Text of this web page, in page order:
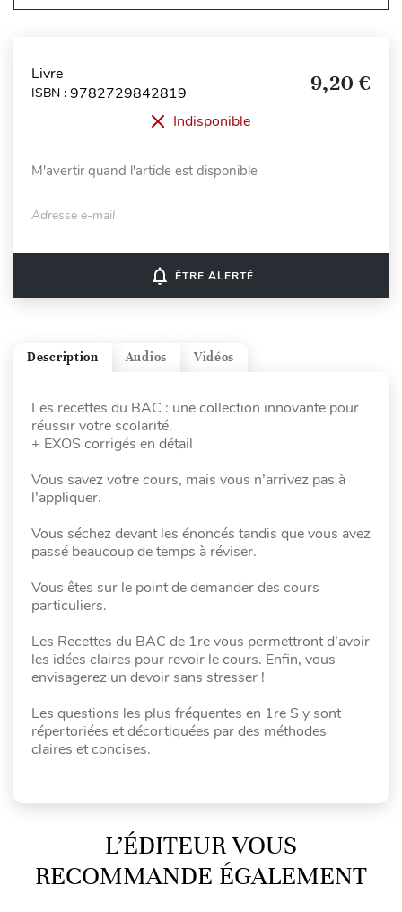
Livre
ISBN : 9782729842819 9,20 €
Indisponible
M'avertir quand l'article est disponible
Adresse e-mail
notifications_none ÊTRE ALERTÉ
Vidéos
Audios
Description
Les recettes du BAC : une collection innovante pour
réussir votre scolarité.
+ EXOS corrigés en détail
Vous savez votre cours, mais vous n’arrivez pas à
l’appliquer.
Vous séchez devant les énoncés tandis que vous avez
passé beaucoup de temps à réviser.
Vous êtes sur le point de demander des cours
particuliers.
Les Recettes du BAC de 1re vous permettront d’avoir
les idées claires pour revoir le cours. Enfin, vous
envisagerez un devoir sans stresser !
Les questions les plus fréquentes en 1re S y sont
répertoriées et décortiquées par des méthodes
claires et concises.
L’ÉDITEUR VOUS
RECOMMANDE ÉGALEMENT